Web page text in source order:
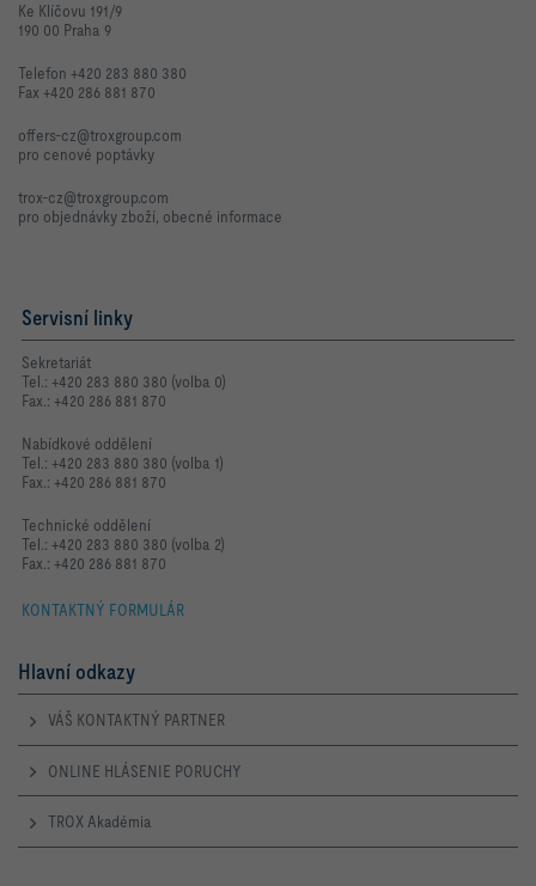
Ke Klíčovu 191/9
190 00 Praha 9
Telefon +420 283 880 380
Fax +420 286 881 870
offers-cz@troxgroup.com
pro cenové poptávky
trox-cz@troxgroup.com
pro objednávky zboží, obecné informace
Servisní linky
Sekretariát
Tel.: +420 283 880 380 (volba 0)
Fax.: +420 286 881 870
Nabídkové oddělení
Tel.: +420 283 880 380 (volba 1)
Fax.: +420 286 881 870
Technické oddělení
Tel.: +420 283 880 380 (volba 2)
Fax.: +420 286 881 870
KONTAKTNÝ FORMULÁR
Hlavní odkazy
VÁŠ KONTAKTNÝ PARTNER
ONLINE HLÁSENIE PORUCHY
TROX Akadémia